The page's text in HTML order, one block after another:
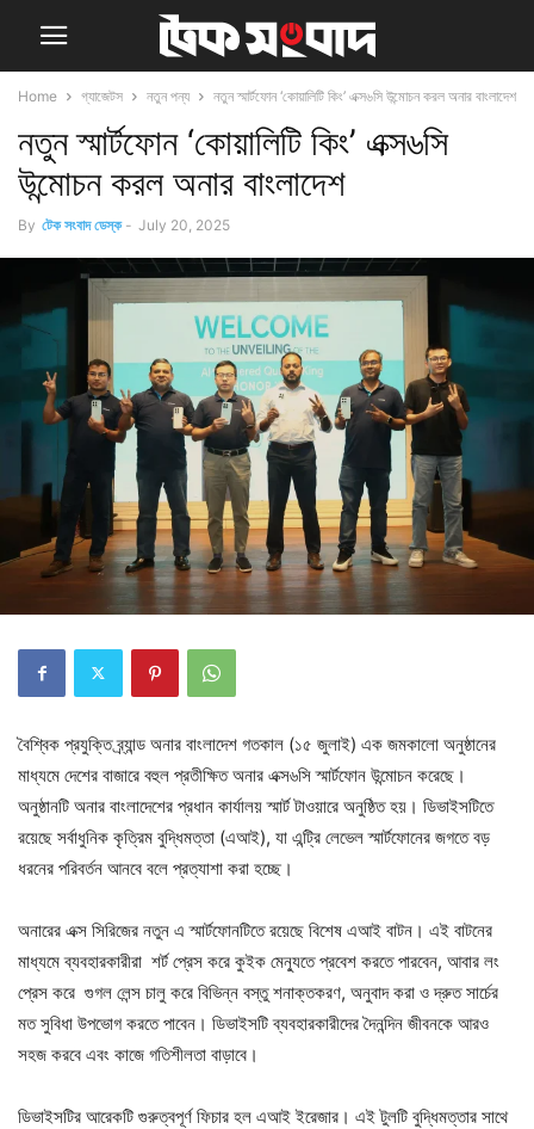
Home গ্যাজেটস নতুন পন্য নতুন স্মার্টফোন ‘কোয়ালিটি কিং’ এক্স৬সি উন্মোচন করল অনার বাংলাদেশ
নতুন স্মার্টফোন ‘কোয়ালিটি কিং’ এক্স৬সি
উন্মোচন করল অনার বাংলাদেশ
By টেক সংবাদ ডেস্ক - July 20, 2025
বৈশ্বিক প্রযুক্তি ব্র্যান্ড অনার বাংলাদেশ গতকাল (১৫ জুলাই) এক জমকালো অনুষ্ঠানের
মাধ্যমে দেশের বাজারে বহুল প্রতীক্ষিত অনার এক্স৬সি স্মার্টফোন উন্মোচন করেছে।
অনুষ্ঠানটি অনার বাংলাদেশের প্রধান কার্যালয় স্মার্ট টাওয়ারে অনুষ্ঠিত হয়। ডিভাইসটিতে
রয়েছে সর্বাধুনিক কৃত্রিম বুদ্ধিমত্তা (এআই), যা এন্ট্রি লেভেল স্মার্টফোনের জগতে বড়
ধরনের পরিবর্তন আনবে বলে প্রত্যাশা করা হচ্ছে।
অনারের এক্স সিরিজের নতুন এ স্মার্টফোনটিতে রয়েছে বিশেষ এআই বাটন। এই বাটনের
মাধ্যমে ব্যবহারকারীরা শর্ট প্রেস করে কুইক মেন্যুতে প্রবেশ করতে পারবেন, আবার লং
প্রেস করে গুগল লেন্স চালু করে বিভিন্ন বস্তু শনাক্তকরণ, অনুবাদ করা ও দ্রুত সার্চের
মত সুবিধা উপভোগ করতে পাবেন। ডিভাইসটি ব্যবহারকারীদের দৈনন্দিন জীবনকে আরও
সহজ করবে এবং কাজে গতিশীলতা বাড়াবে।
ডিভাইসটির আরেকটি গুরুত্বপূর্ণ ফিচার হল এআই ইরেজার। এই টুলটি বুদ্ধিমত্তার সাথে